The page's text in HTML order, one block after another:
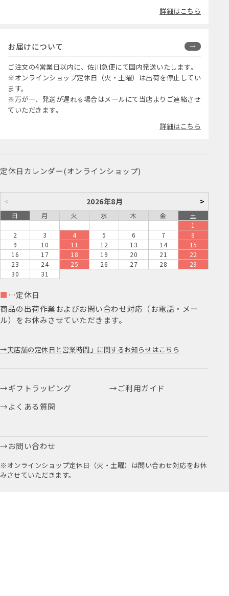
詳細はこちら
お届けについて
ご注文の4営業日以内に、佐川急便にて国内発送いたします。
※オンラインショップ定休日（火・土曜）は出荷を停止してい
ます。
※万が一、発送が遅れる場合はメールにて当店よりご連絡させ
ていただきます。
詳細はこちら
定休日カレンダー(オンラインショップ)
< 2026年8月 >
日 月 火 水 木 金
土
1
2
3 4 5 6 7
8
9
10 11 12 13 14
15
16
17 18 19 20 21
22
23
24 25 26 27 28
29
30
31
■ …定休日
商品の出荷作業およびお問い合わせ対応（お電話・メー
ル）をお休みさせていただきます。
実店舗の定休日と営業時間」に関するお知らせはこちら
ギフトラッピング
ご利用ガイド
よくある質問
お問い合わせ
※オンラインショップ定休日（火・土曜）は問い合わせ対応をお休
みさせていただきます。